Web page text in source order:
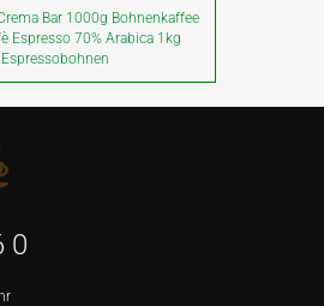
Bar 1000g Bohnenkaffee
Espresso 70% Arabica 1kg
Espressobohnen
0